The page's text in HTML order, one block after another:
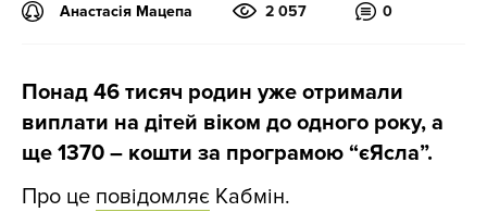
Анастасія Мацепа 2 057 0
Понад 46 тисяч родин уже отримали
виплати на дітей віком до одного року, а
ще 1370 – кошти за програмою “єЯсла”.
Про це повідомляє Кабмін.